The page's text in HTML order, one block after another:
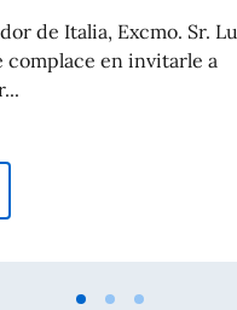
de Italia, Excmo. Sr.
complace en invitarle a
virtual Dr. Federico